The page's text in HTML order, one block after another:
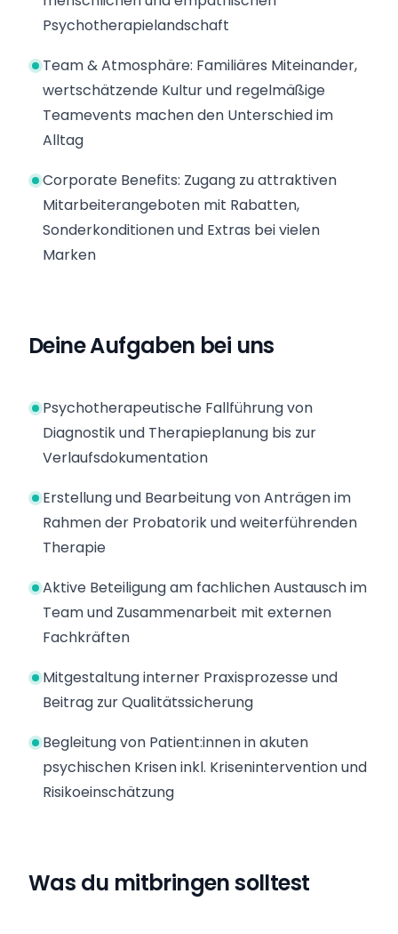
Psychotherapielandschaft
Team & Atmosphäre: Familiäres Miteinander,
wertschätzende Kultur und regelmäßige
Teamevents machen den Unterschied im
Alltag
Corporate Benefits: Zugang zu attraktiven
Mitarbeiterangeboten mit Rabatten,
Sonderkonditionen und Extras bei vielen
Marken
Deine Aufgaben bei uns
Psychotherapeutische Fallführung von
Diagnostik und Therapieplanung bis zur
Verlaufsdokumentation
Erstellung und Bearbeitung von Anträgen im
Rahmen der Probatorik und weiterführenden
Therapie
Aktive Beteiligung am fachlichen Austausch im
Team und Zusammenarbeit mit externen
Fachkräften
Mitgestaltung interner Praxisprozesse und
Beitrag zur Qualitätssicherung
Begleitung von Patient:innen in akuten
psychischen Krisen inkl. Krisenintervention und
Risikoeinschätzung
Was du mitbringen solltest